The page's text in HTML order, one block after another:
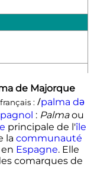
de Majorque
: /palma də
: Palmaou
principale de l'île
la communauté
en Espagne. Elle
comarques de